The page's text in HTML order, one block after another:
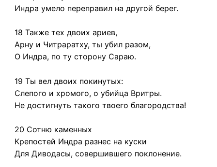
Индра умело переправил на другой берег.
18 Также тех двоих ариев,
Арну и Читраратху, ты убил разом,
О Индра, по ту сторону Сараю.
19 Ты вел двоих покинутых:
Слепого и хромого, о убийца Вритры.
Не достигнуть такого твоего благородства!
20 Сотню каменных
Крепостей Индра разнес на куски
Для Диводасы, совершившего поклонение.